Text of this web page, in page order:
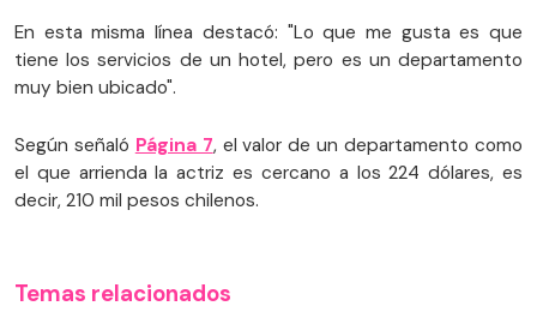
En esta misma línea destacó: "Lo que me gusta es que
tiene los servicios de un hotel, pero es un departamento
muy bien ubicado".
Según señaló Página 7, el valor de un departamento como
el que arrienda la actriz es cercano a los 224 dólares, es
decir, 210 mil pesos chilenos.
Temas relacionados